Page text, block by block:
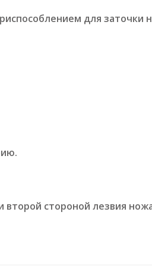
для заточки
второй стороной лезвия